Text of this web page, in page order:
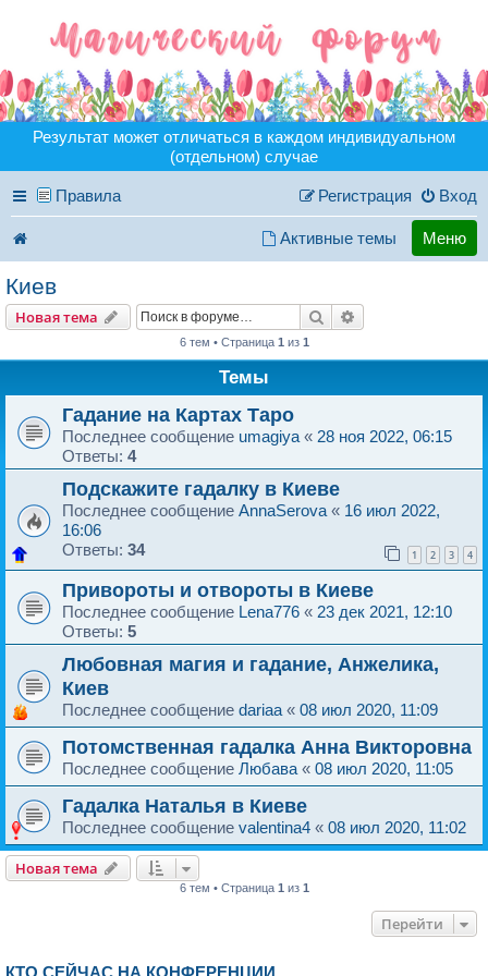
Результат может отличаться в каждом индивидуальном
(отдельном) случае
Правила Вход
Регистрация
Активные темы Меню
Киев
Новая тема Поиск
6 тем • Страница 1 из 1
Темы
Гадание на Картах Таро
Последнее сообщение umagiya « 28 ноя 2022, 06:15
Ответы: 4
Подскажите гадалку в Киеве
Последнее сообщение AnnaSerova « 16 июл 2022,
16:06
Ответы: 34 1 2 3 4
Привороты и отвороты в Киеве
Последнее сообщение Lena776 « 23 дек 2021, 12:10
Ответы: 5
Любовная магия и гадание, Анжелика,
Киев
Последнее сообщение dariaa « 08 июл 2020, 11:09
Потомственная гадалка Анна Викторовна
Последнее сообщение Любава « 08 июл 2020, 11:05
Гадалка Наталья в Киеве
Последнее сообщение valentina4 « 08 июл 2020, 11:02
Новая тема
6 тем • Страница 1 из 1
Перейти
КТО СЕЙЧАС НА КОНФЕРЕНЦИИ